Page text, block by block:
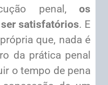
penal, os
satisfatórios. E
que, nada é
da prática penal
o tempo de pena